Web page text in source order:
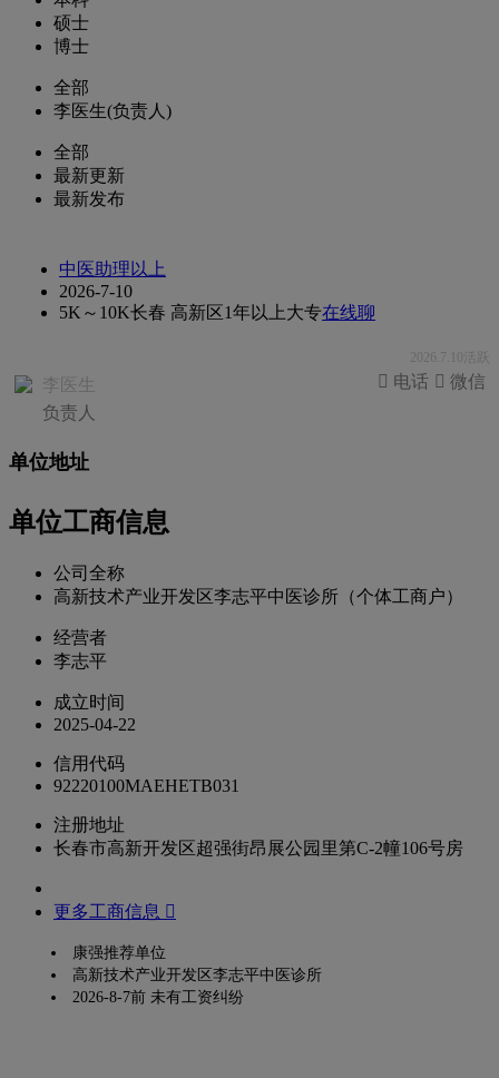
硕士
博士
全部
李医生(负责人)
全部
最新更新
最新发布
中医助理以上
2026-7-10
5K～10K长春 高新区1年以上大专在线聊
2026.7.10活跃
李医生
负责人
 微信
 电话
单位地址
单位工商信息
公司全称
高新技术产业开发区李志平中医诊所（个体工商户）
经营者
李志平
成立时间
2025-04-22
信用代码
92220100MAEHETB031
注册地址
长春市高新开发区超强街昂展公园里第C-2幢106号房
更多工商信息 
康强推荐单位
高新技术产业开发区李志平中医诊所
2026-8-7前 未有工资纠纷